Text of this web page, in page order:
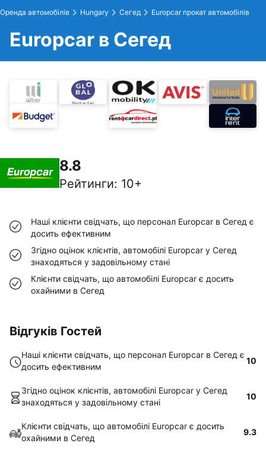
Оренда автомобілів Hungary Сегед Europcar прокат автомобілів
Europcar в Сегед
8.8
Рейтинги: 10+
Наші клієнти свідчать, що персонал Europcar в Сегед є
досить ефективним
Згідно оцінок клієнтів, автомобілі Europcar у Сегед
знаходяться у задовільному стані
Клієнти свідчать, що автомобілі Europcar є досить
охайними в Сегед
Відгуків Гостей
Наші клієнти свідчать, що персонал Europcar в Сегед є
досить ефективним
10
Згідно оцінок клієнтів, автомобілі Europcar у Сегед
знаходяться у задовільному стані
10
Клієнти свідчать, що автомобілі Europcar є досить
охайними в Сегед
9.3